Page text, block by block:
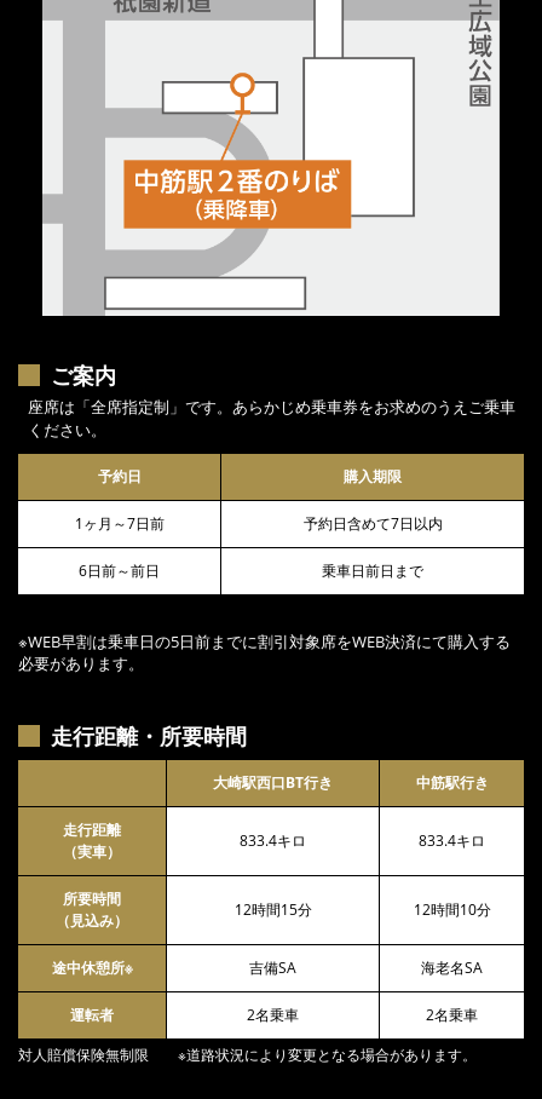
ご案内
座席は「全席指定制」です。あらかじめ乗車券をお求めのうえご乗車
ください。
予約日 購入期限
1ヶ月～7日前 予約日含めて7日以内
6日前～前日 乗車日前日まで
※WEB早割は乗車日の5日前までに割引対象席をWEB決済にて購入する
必要があります。
走行距離・所要時間
大崎駅西口BT行き 中筋駅行き
走行距離
（実車）
833.4キロ 833.4キロ
所要時間
（見込み）
12時間15分 12時間10分
途中休憩所※ 吉備SA 海老名SA
運転者 2名乗車 2名乗車
対人賠償保険無制限 ※道路状況により変更となる場合があります。